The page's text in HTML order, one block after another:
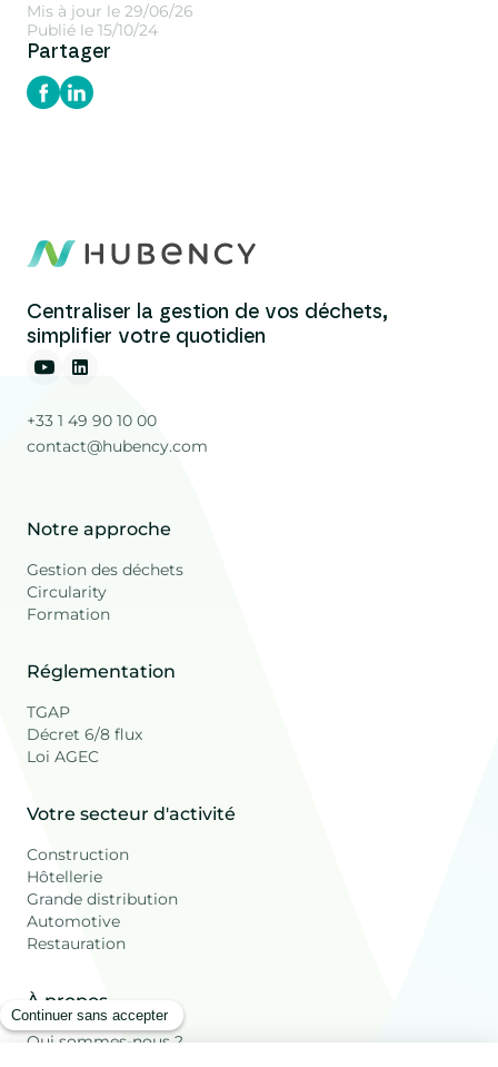
Mis à jour le 29/06/26
Publié le 15/10/24
Partager
Centraliser la gestion de vos déchets,
simplifier votre quotidien
+33 1 49 90 10 00
contact@hubency.com
Notre approche
Gestion des déchets
Circularity
Formation
Réglementation
TGAP
Décret 6/8 flux
Loi AGEC
Votre secteur d'activité
Construction
Hôtellerie
Grande distribution
Automotive
Restauration
À propos
Qui sommes-nous ?